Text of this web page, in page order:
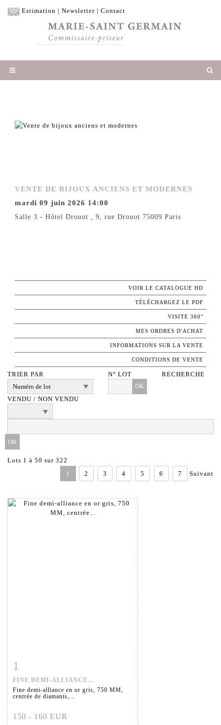
Estimation | Newsletter | Contact
VENTE DE BIJOUX ANCIENS ET MODERNES
mardi 09 juin 2026 14:00
Salle 3 - Hôtel Drouot , 9, rue Drouot 75009 Paris
VOIR LE CATALOGUE HD
TÉLÉCHARGEZ LE PDF
VISITE 360°
MES ORDRES D'ACHAT
INFORMATIONS SUR LA VENTE
CONDITIONS DE VENTE
TRIER PAR
N° LOT
OK
VENDU / NON VENDU
RECHERCHE
Lots 1 à 50 sur 322
1
2 3 4 5 6 7 Suivant
1
FINE DEMI-ALLIANCE...
Fine demi-alliance en or gris, 750 MM,
centrée de diamants,...
150 - 160 EUR